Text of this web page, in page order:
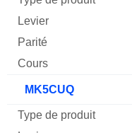
MK5CUQ